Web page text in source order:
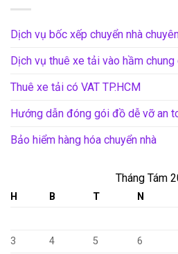
Dịch vụ bốc xếp chuyển nhà
Dịch vụ thuê xe tải vào hầm chung
Thuê xe tải có VAT TP.HCM
Hướng dẫn đóng gói đồ dễ vỡ an
Bảo hiểm hàng hóa chuyển nhà
Tháng Tám
H B T N
3
4 5 6